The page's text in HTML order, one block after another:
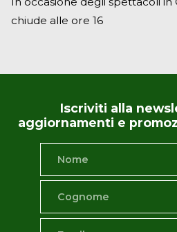
chiude alle ore 16
Iscriviti alla
aggiornamenti e